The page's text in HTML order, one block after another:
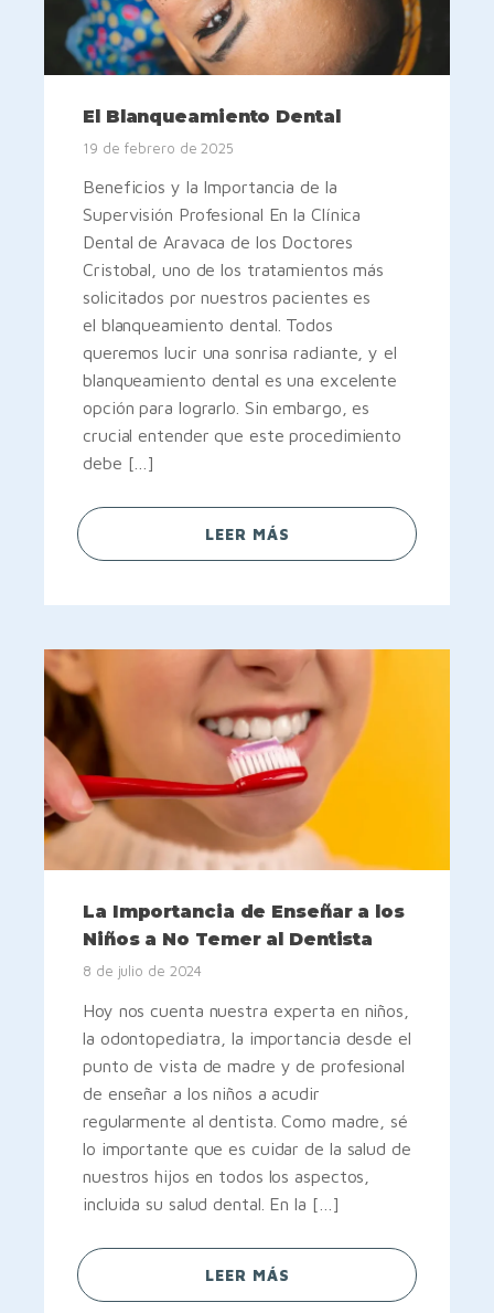
El Blanqueamiento Dental
19 de febrero de 2025
Beneficios y la Importancia de la
Supervisión Profesional En la Clínica
Dental de Aravaca de los Doctores
Cristobal, uno de los tratamientos más
solicitados por nuestros pacientes es
el blanqueamiento dental. Todos
queremos lucir una sonrisa radiante, y el
blanqueamiento dental es una excelente
opción para lograrlo. Sin embargo, es
crucial entender que este procedimiento
debe […]
LEER MÁS
La Importancia de Enseñar a los
Niños a No Temer al Dentista
8 de julio de 2024
Hoy nos cuenta nuestra experta en niños,
la odontopediatra, la importancia desde el
punto de vista de madre y de profesional
de enseñar a los niños a acudir
regularmente al dentista. Como madre, sé
lo importante que es cuidar de la salud de
nuestros hijos en todos los aspectos,
incluida su salud dental. En la […]
LEER MÁS